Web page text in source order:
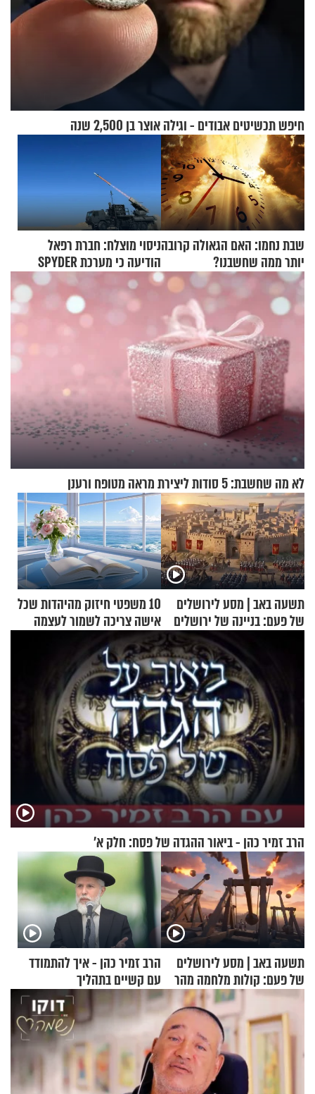
חיפש תכשיטים אבודים - וגילה אוצר בן 2,500 שנה
שבת נחמו: האם הגאולה קרובה
יותר ממה שחשבנו?
ניסוי מוצלח: חברת רפאל
הודיעה כי מערכת SPYDER
הצליחה ליירט כטב"ם
לא מה שחשבת: 5 סודות ליצירת מראה מטופח ורענן
תשעה באב | מסע לירושלים
של פעם: בניינה של ירושלים
10 משפטי חיזוק מהיהדות שכל
אישה צריכה לשמור לעצמה
הרב זמיר כהן - ביאור ההגדה של פסח: חלק א’
תשעה באב | מסע לירושלים
של פעם: קולות מלחמה מהר
הזיתים
הרב זמיר כהן - איך להתמודד
עם קשיים בתהליך
ההתחזקות?